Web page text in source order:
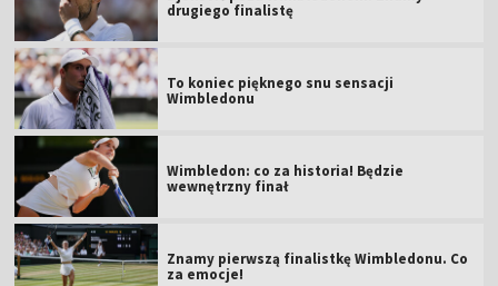
drugiego finalistę
To koniec pięknego snu sensacji
Wimbledonu
Wimbledon: co za historia! Będzie
wewnętrzny finał
Znamy pierwszą finalistkę Wimbledonu. Co
za emocje!